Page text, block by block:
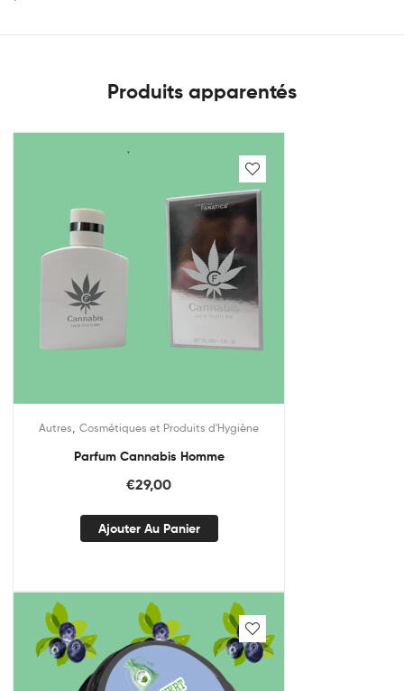
Produits apparentés
Autres Cosmétiques et Produits d'Hygiène
Parfum Cannabis Homme
€29,00
Ajouter Au Panier